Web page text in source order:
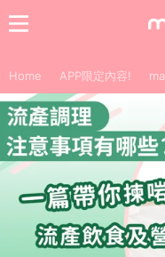
Home APP限定內容!